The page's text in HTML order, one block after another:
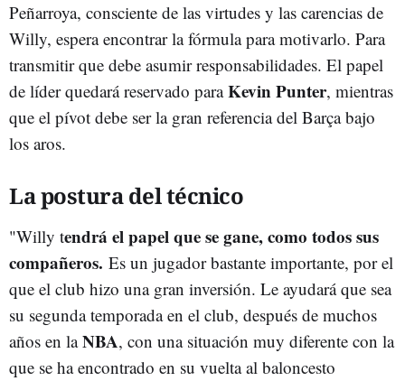
Peñarroya, consciente de las virtudes y las carencias de
Willy, espera encontrar la fórmula para motivarlo. Para
transmitir que debe asumir responsabilidades. El papel
de líder quedará reservado paraKevin Punter, mientras
que el pívot debe ser la gran referencia del Barça bajo
los aros.
La postura del técnico
"Willy tendrá el papel que se gane, como todos sus
compañeros. Es un jugador bastante importante, por el
que el club hizo una gran inversión. Le ayudará que sea
su segunda temporada en el club, después de muchos
años en laNBA, con una situación muy diferente con la
que se ha encontrado en su vuelta al baloncesto